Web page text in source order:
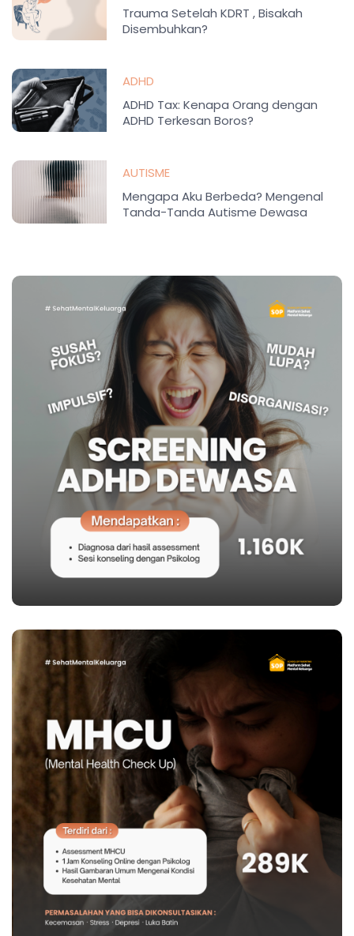
Trauma Setelah KDRT , Bisakah
Disembuhkan?
ADHD
ADHD Tax: Kenapa Orang dengan
ADHD Terkesan Boros?
AUTISME
Mengapa Aku Berbeda? Mengenal
Tanda-Tanda Autisme Dewasa